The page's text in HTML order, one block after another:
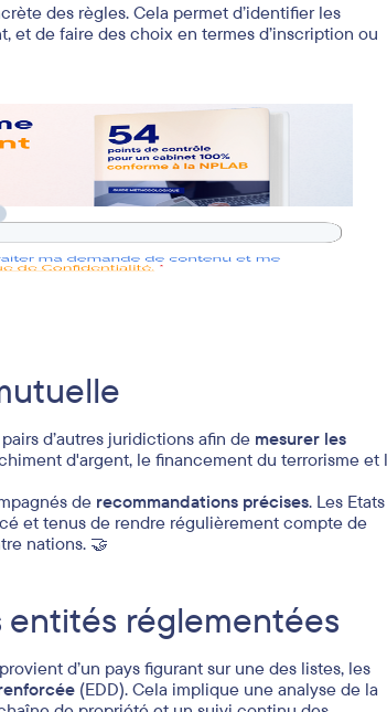
des règles. Cela permet d’identifier les
de faire des choix en termes d’inscription ou
d’autres juridictions afin demesurer les
d'argent, le financement du terrorisme et la